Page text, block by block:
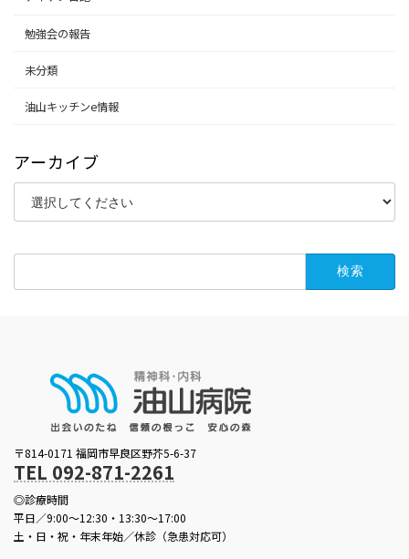
勉強会の報告
未分類
油山キッチンe情報
アーカイブ
索:
〒814-0171 福岡市早良区野芥5-6-37
TEL 092-871-2261
◎診療時間
平日／9:00～12:30・13:30～17:00
土・日・祝・年末年始／休診（急患対応可）